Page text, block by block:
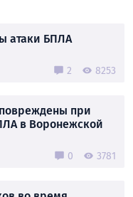
атаки БПЛА
2 8253
при
в Воронежской
0 3781